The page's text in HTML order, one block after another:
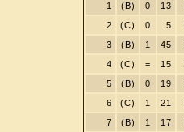
1
(B) 0 13
2
(C) 0 5
3
(B) 1 45
4
(C) = 15
5
(B) 0 19
6
(C) 1 21
7
(B) 1 17